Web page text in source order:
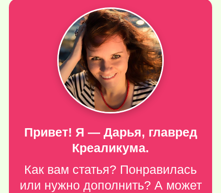
Привет! Я — Дарья, главред
Креаликума.
Как вам статья? Понравилась
или нужно дополнить? А может